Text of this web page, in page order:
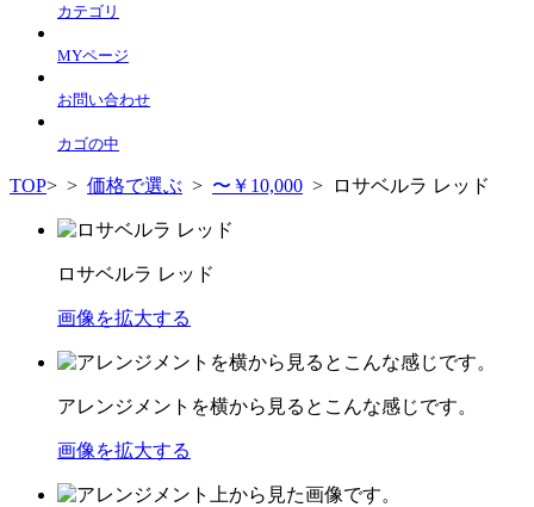
カテゴリ
MYページ
お問い合わせ
カゴの中
TOP> > 価格で選ぶ > 〜￥10,000 > ロサベルラ レッド
ロサベルラ レッド
画像を拡大する
アレンジメントを横から見るとこんな感じです。
画像を拡大する